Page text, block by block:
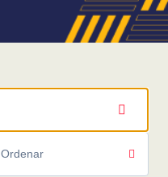
Ordenar